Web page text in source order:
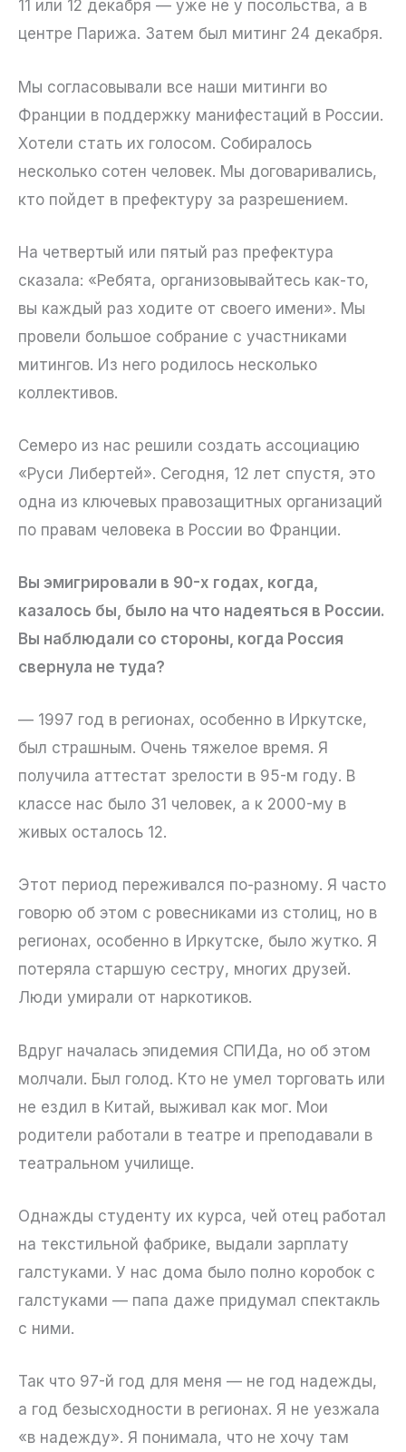
11 или 12 декабря — уже не у посольства, а в
центре Парижа. Затем был митинг 24 декабря.
Мы согласовывали все наши митинги во
Франции в поддержку манифестаций в России.
Хотели стать их голосом. Собиралось
несколько сотен человек. Мы договаривались,
кто пойдет в префектуру за разрешением.
На четвертый или пятый раз префектура
сказала: «Ребята, организовывайтесь как-то,
вы каждый раз ходите от своего имени». Мы
провели большое собрание с участниками
митингов. Из него родилось несколько
коллективов.
Семеро из нас решили создать ассоциацию
«Руси Либертей». Сегодня, 12 лет спустя, это
одна из ключевых правозащитных организаций
по правам человека в России во Франции.
Вы эмигрировали в 90-х годах, когда,
казалось бы, было на что надеяться в России.
Вы наблюдали со стороны, когда Россия
свернула не туда?
— 1997 год в регионах, особенно в Иркутске,
был страшным. Очень тяжелое время. Я
получила аттестат зрелости в 95-м году. В
классе нас было 31 человек, а к 2000-му в
живых осталось 12.
Этот период переживался по-разному. Я часто
говорю об этом с ровесниками из столиц, но в
регионах, особенно в Иркутске, было жутко. Я
потеряла старшую сестру, многих друзей.
Люди умирали от наркотиков.
Вдруг началась эпидемия СПИДа, но об этом
молчали. Был голод. Кто не умел торговать или
не ездил в Китай, выживал как мог. Мои
родители работали в театре и преподавали в
театральном училище.
Однажды студенту их курса, чей отец работал
на текстильной фабрике, выдали зарплату
галстуками. У нас дома было полно коробок с
галстуками — папа даже придумал спектакль
с ними.
Так что 97-й год для меня — не год надежды,
а год безысходности в регионах. Я не уезжала
«в надежду». Я понимала, что не хочу там